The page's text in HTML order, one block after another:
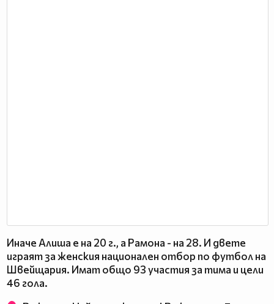
Иначе Алиша е на 20 г., а Рамона - на 28. И двете
играят за женския национален отбор по футбол на
Швейщария. Имат общо 93 участия за тима и цели
46 гола.